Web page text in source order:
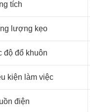
tích
lượng kẹo
độ đổ khuôn
kiện làm việc
điện